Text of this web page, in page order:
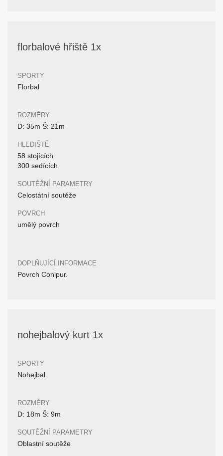
florbalové hřiště 1x
SPORTY
Florbal
ROZMĚRY
D: 35m Š: 21m
HLEDIŠTĚ
58 stojících
300 sedících
SOUTĚŽNÍ PARAMETRY
Celostátní soutěže
POVRCH
umělý povrch
DOPLŇUJÍCÍ INFORMACE
Povrch Conipur.
nohejbalový kurt 1x
SPORTY
Nohejbal
ROZMĚRY
D: 18m Š: 9m
SOUTĚŽNÍ PARAMETRY
Oblastní soutěže